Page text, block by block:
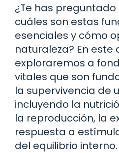
¿Te has preguntado
cuáles son estas
esenciales y cómo
naturaleza? En este
exploraremos a
vitales que son
la supervivencia de
incluyendo la
la reproducción, la
respuesta a
del equilibrio interno.